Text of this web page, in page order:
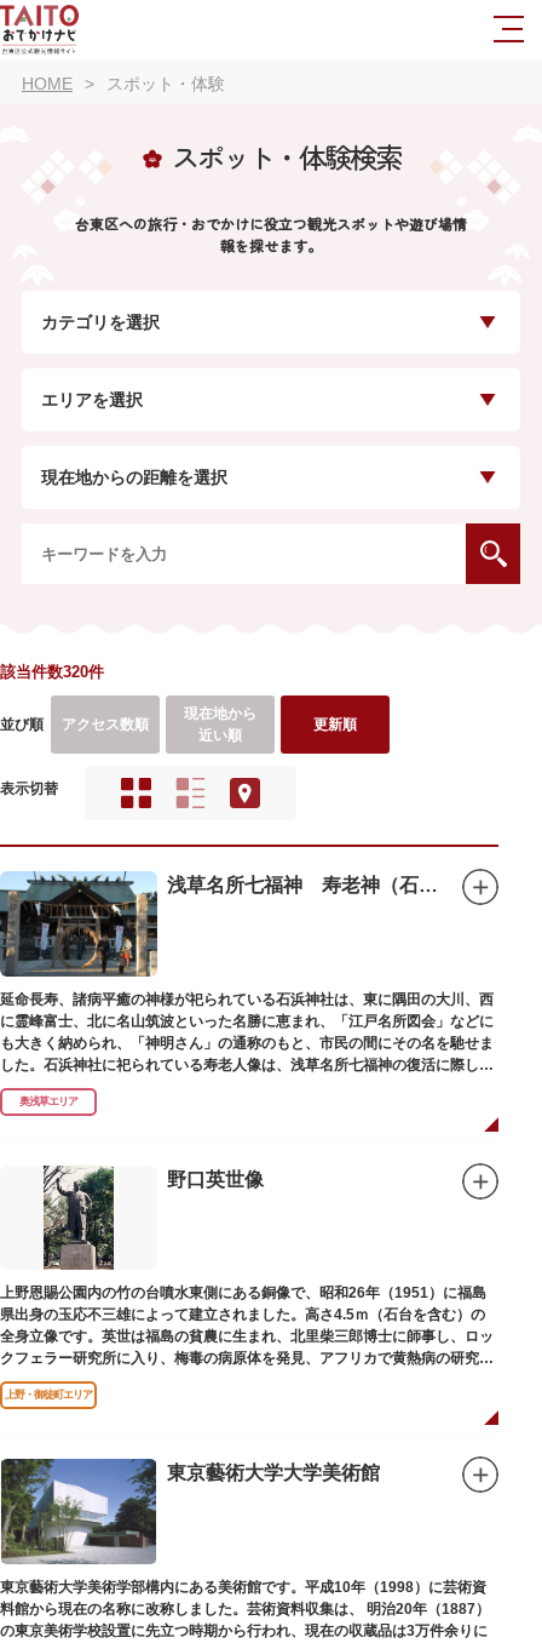
HOME スポット・体験
スポット・体験検索
台東区への旅行・おでかけに役立つ観光スポットや遊び場情
報を探せます。
カテゴリを選択
エリアを選択
現在地からの距離を選択
該当件数320件
並び順 アクセス数順
現在地から
近い順
更新順
表示切替
浅草名所七福神 寿老神（石浜神社）
延命長寿、諸病平癒の神様が祀られている石浜神社は、東に隅田の大川、西
に霊峰富士、北に名山筑波といった名勝に恵まれ、「江戸名所図会」などに
も大きく納められ、「神明さん」の通称のもと、市民の間にその名を馳せま
した。石浜神社に祀られている寿老人像は、浅草名所七福神の復活に際し、
延命長寿の神として奉安されたものです。
奥浅草エリア
野口英世像
上野恩賜公園内の竹の台噴水東側にある銅像で、昭和26年（1951）に福島
県出身の玉応不三雄によって建立されました。高さ4.5ｍ（石台を含む）の
全身立像です。英世は福島の貧農に生まれ、北里柴三郎博士に師事し、ロッ
クフェラー研究所に入り、梅毒の病原体を発見、アフリカで黄熱病の研究中
感染して、死去しました。
上野・御徒町エリア
東京藝術大学大学美術館
東京藝術大学美術学部構内にある美術館です。平成10年（1998）に芸術資
料館から現在の名称に改称しました。芸術資料収集は、 明治20年（1887）
の東京美術学校設置に先立つ時期から行われ、現在の収蔵品は3万件余りに